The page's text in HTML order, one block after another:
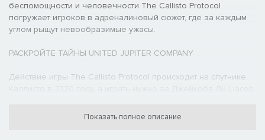
беспомощности и человечности The Callisto Protocol
погружает игроков в адреналиновый сюжет, где за каждым
углом рыщут невообразимые ужасы.
РАСКРОЙТЕ ТАЙНЫ UNITED JUPITER COMPANY
Действие игры The Callisto Protocol происходит на спутнике
странной болезни тюрьма погружается в хаос, и Джейкобу
Показать полное описание